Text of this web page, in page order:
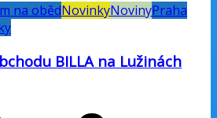
na obědNovinkyNovinyPraha
BILLA na Lužinách